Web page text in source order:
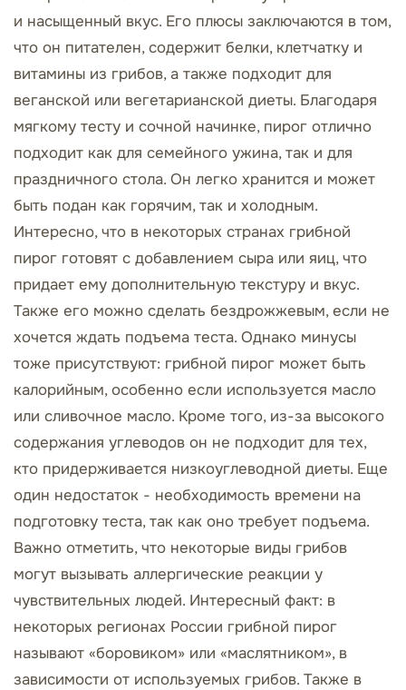
и насыщенный вкус. Его плюсы заключаются в том,
что он питателен, содержит белки, клетчатку и
витамины из грибов, а также подходит для
веганской или вегетарианской диеты. Благодаря
мягкому тесту и сочной начинке, пирог отлично
подходит как для семейного ужина, так и для
праздничного стола. Он легко хранится и может
быть подан как горячим, так и холодным.
Интересно, что в некоторых странах грибной
пирог готовят с добавлением сыра или яиц, что
придает ему дополнительную текстуру и вкус.
Также его можно сделать бездрожжевым, если не
хочется ждать подъема теста. Однако минусы
тоже присутствуют: грибной пирог может быть
калорийным, особенно если используется масло
или сливочное масло. Кроме того, из-за высокого
содержания углеводов он не подходит для тех,
кто придерживается низкоуглеводной диеты. Еще
один недостаток - необходимость времени на
подготовку теста, так как оно требует подъема.
Важно отметить, что некоторые виды грибов
могут вызывать аллергические реакции у
чувствительных людей. Интересный факт: в
некоторых регионах России грибной пирог
называют «боровиком» или «маслятником», в
зависимости от используемых грибов. Также в